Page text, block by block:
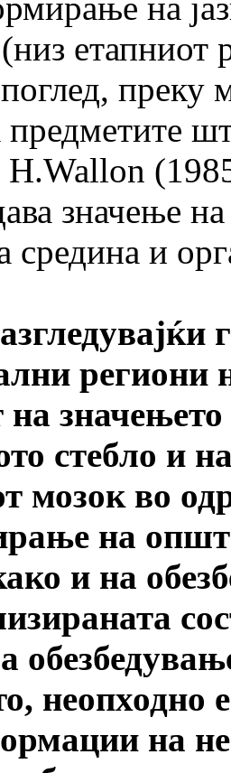
на
етапниот
преку
значење
средина и
го
региони
стебло и
мозок во
на
и на
неопходно
на